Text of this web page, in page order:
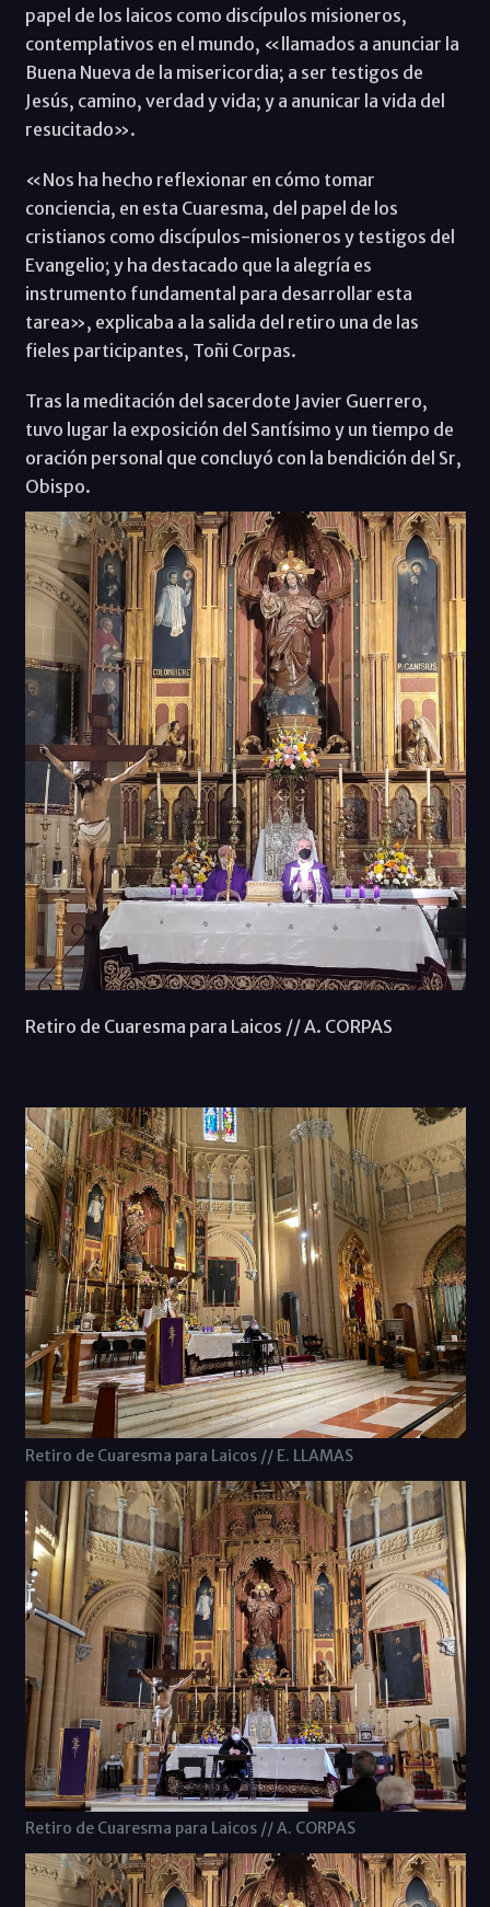
papel de los laicos como discípulos misioneros,
contemplativos en el mundo, «llamados a anunciar la
Buena Nueva de la misericordia; a ser testigos de
Jesús, camino, verdad y vida; y a anunicar la vida del
resucitado».
«Nos ha hecho reflexionar en cómo tomar
conciencia, en esta Cuaresma, del papel de los
cristianos como discípulos-misioneros y testigos del
Evangelio; y ha destacado que la alegría es
instrumento fundamental para desarrollar esta
tarea», explicaba a la salida del retiro una de las
fieles participantes, Toñi Corpas.
Tras la meditación del sacerdote Javier Guerrero,
tuvo lugar la exposición del Santísimo y un tiempo de
oración personal que concluyó con la bendición del Sr,
Obispo.
Retiro de Cuaresma para Laicos // A. CORPAS
Retiro de Cuaresma para Laicos // E. LLAMAS
Retiro de Cuaresma para Laicos // A. CORPAS